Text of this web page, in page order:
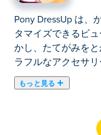
Pony DressUp は、
タマイズできるビ
かし、たてがみを
ラフルなアクセサ
もっと見る